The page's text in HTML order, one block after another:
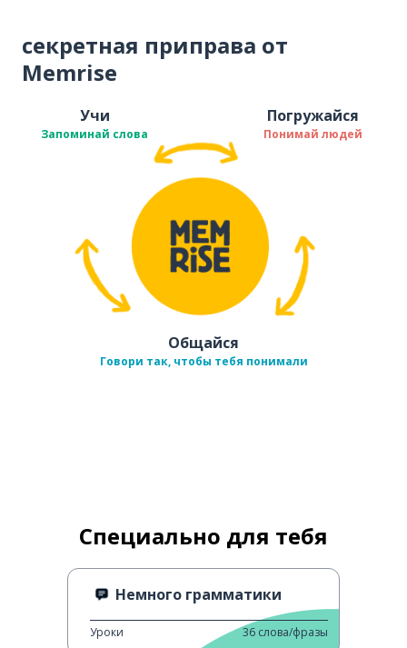
секретная приправа от
Memrise
Учи
Запоминай слова
Погружайся
Понимай людей
Общайся
Говори так, чтобы тебя понимали
Специально для тебя
Немного грамматики
Уроки 36 слова/фразы